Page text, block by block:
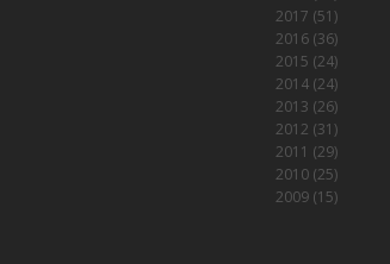
2017 (51)
2016(36)
2015 (24)
2014(24)
2013 (26)
2012 (31)
2011 (29)
2010(25)
2009(15)